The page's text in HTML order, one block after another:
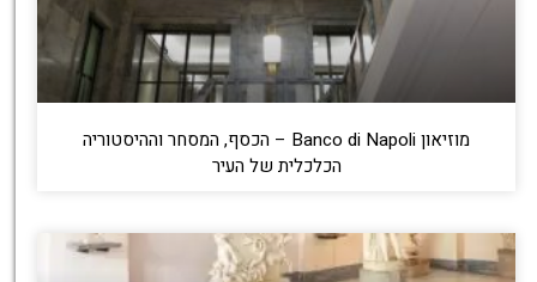
מוזיאון Banco di Napoli – הכסף, המסחר וההיסטוריה
הכלכלית של העיר